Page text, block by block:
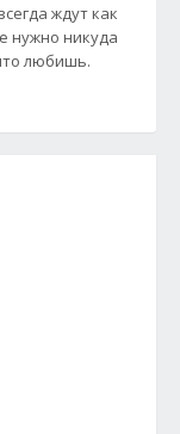
ждут как
нужно никуда
любишь.